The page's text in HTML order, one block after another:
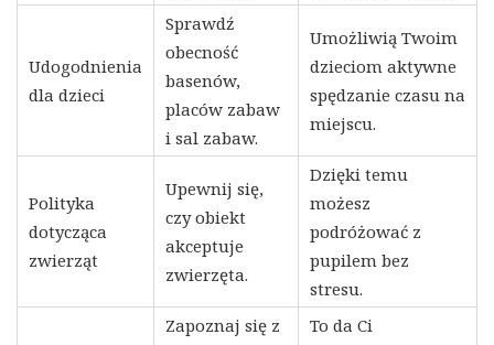
Udogodnienia
dla dzieci
Sprawdź
obecność
basenów,
placów zabaw
i sal zabaw.
Umożliwią Twoim
dzieciom aktywne
spędzanie czasu na
miejscu.
Polityka
dotycząca
zwierząt
Upewnij się,
czy obiekt
akceptuje
zwierzęta.
Dzięki temu
możesz
podróżować z
pupilem bez
stresu.
Zapoznaj się z
To da Ci